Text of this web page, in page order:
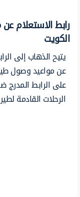
رابط الاستعلام
الكويت
يتيح الذهاب إلى
عن مواعيد وصول
على الرابط
الرحلات القادمة